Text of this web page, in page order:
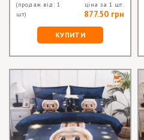
(продаж від: 1
шт)
ціна за 1 шт.
877.50 грн
КУПИТИ